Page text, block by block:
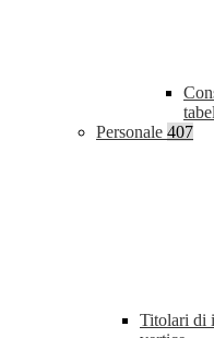
Personale 407
Titolari di